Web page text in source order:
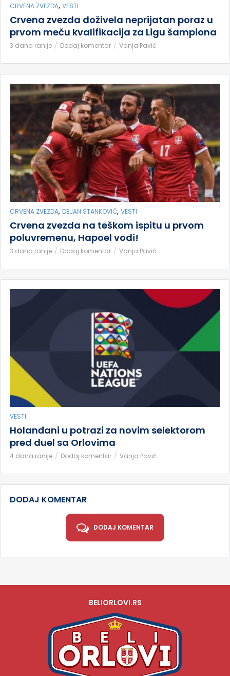
CRVENA ZVEZDA, VESTI
Crvena zvezda doživela neprijatan poraz u
prvom meču kvalifikacija za Ligu šampiona
3 dana ranije Dodaj komentar Vanja Pavić
CRVENA ZVEZDA, DEJAN STANKOVIĆ, VESTI
Crvena zvezda na teškom ispitu u prvom
poluvremenu, Hapoel vodi!
3 dana ranije Dodaj komentar Vanja Pavić
VESTI
Holanđani u potrazi za novim selektorom
pred duel sa Orlovima
4 dana ranije Dodaj komentar Vanja Pavić
DODAJ KOMENTAR
DODAJ KOMENTAR
BELIORLOVI.RS